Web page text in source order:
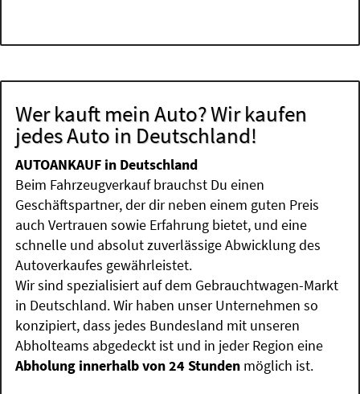
Wer kauft mein Auto? Wir kaufen
jedes Auto in Deutschland!
AUTOANKAUF in Deutschland
Beim Fahrzeugverkauf brauchst Du einen
Geschäftspartner, der dir neben einem guten Preis
auch Vertrauen sowie Erfahrung bietet, und eine
schnelle und absolut zuverlässige Abwicklung des
Autoverkaufes gewährleistet.
Wir sind spezialisiert auf dem Gebrauchtwagen-Markt
in Deutschland. Wir haben unser Unternehmen so
konzipiert, dass jedes Bundesland mit unseren
Abholteams abgedeckt ist und in jeder Region eine
Abholung innerhalb von 24 Stunden möglich ist.